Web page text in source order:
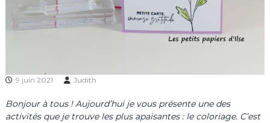
9 juin 2021 Judith
Bonjour à tous ! Aujourd’hui je vous présente une des
activités que je trouve les plus apaisantes : le coloriage. C’est